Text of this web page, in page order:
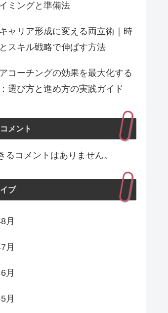
ミングと準備法
ャリア形成に変える両立術｜時
スキル戦略で伸ばす方法
コーチングの効果を最大化する
選び方と進め方の実践ガイド
メント
るコメントはありません。
ブ
月
月
月
月